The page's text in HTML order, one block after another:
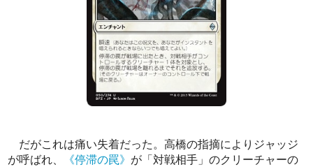
だがこれは痛い失着だった。高橋の指摘によりジャッジ
が呼ばれ、
《停滞の罠》 が「対戦相手」のクリーチャーの